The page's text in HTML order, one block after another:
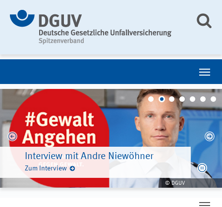
Interview mit Iris Wottrich und Ole
Rehmeyer
Zum Interview
Interview mit Andre Niewöhner
Zum Interview
© DGUV
Interview mit Isabella Pfaff
Zum Interview